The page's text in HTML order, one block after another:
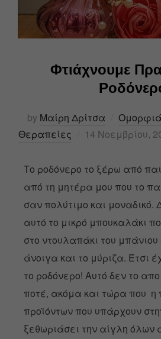
Φτιάχνουμε
by Μαίρη Δρίτσα Ομορφιά
Θεραπείες
14 Νοεμβρίου,
Το ροδόνερο το ξέρω από
από τη μητέρα μου που το
σαν πολύτιμο και
αυτό το μικρό μπουκαλάκι
στο ντουλαπάκι του
άνοιγα και το μύριζα. Έτσι
το ροδόνερο! Αυτό δεν το
ποτέ, ακόμα και τώρα που
προϊόντων που υπάρχουν
ξεθωριάσει την αίγλη όλων